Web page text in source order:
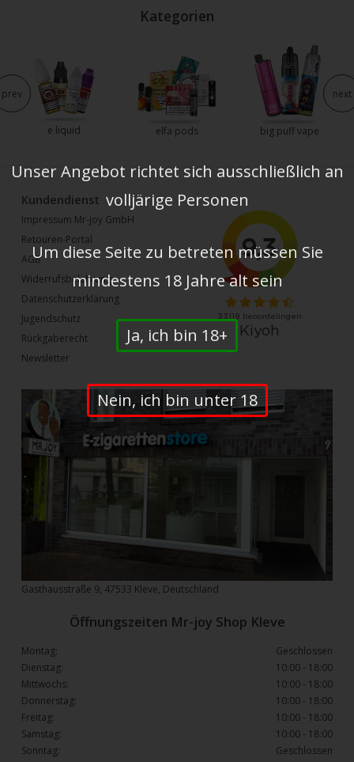
Kategorien
e liquid elfa pods big puff vape
prev next
Kundendienst
Impressum Mr-joy GmbH
Retouren-Portal
AGB
Widerrufsbelehrung
Datenschutzerklärung
Jugendschutz
Rückgaberecht
Newsletter
Gasthausstraße 9, 47533 Kleve, Deutschland
Öffnungszeiten Mr-joy Shop Kleve
Montag:
Geschlossen
Dienstag:
10:00 - 18:00
Mittwochs:
10:00 - 18:00
Donnerstag:
10:00 - 18:00
Freitag:
10:00 - 18:00
Samstag:
10:00 - 18:00
Sonntag:
Geschlossen
Unser Angebot richtet sich ausschließlich an
volljärige Personen
Um diese Seite zu betreten müssen Sie
mindestens 18 Jahre alt sein
Ja, ich bin 18+
Nein, ich bin unter 18